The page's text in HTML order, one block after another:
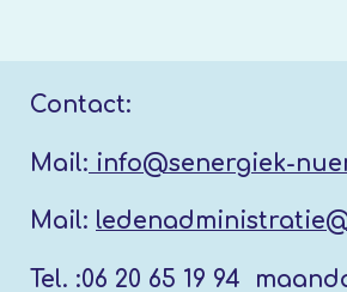
Contact:
Mail: info@senergiek-
Mail:
Tel. :06 20 65 19 94